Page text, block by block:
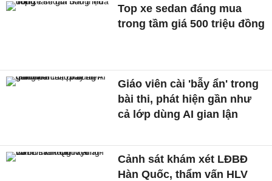
Top xe sedan đáng mua
trong tầm giá 500 triệu đồng
Giáo viên cài 'bẫy ẩn' trong
bài thi, phát hiện gần như
cả lớp dùng AI gian lận
Cảnh sát khám xét LĐBĐ
Hàn Quốc, thẩm vấn HLV